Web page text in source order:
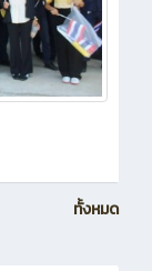
ทั้งหมด